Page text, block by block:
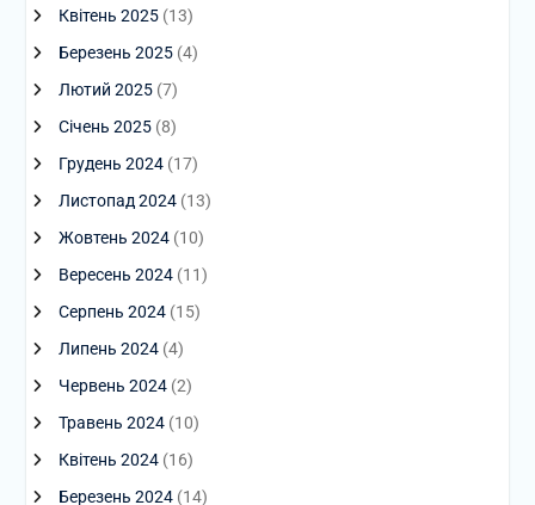
Квітень 2025(13)
Березень 2025(4)
Лютий 2025(7)
Січень 2025(8)
Грудень 2024(17)
Листопад 2024(13)
Жовтень 2024(10)
Вересень 2024(11)
Серпень 2024(15)
Липень 2024(4)
Червень 2024(2)
Травень 2024(10)
Квітень 2024(16)
Березень 2024(14)